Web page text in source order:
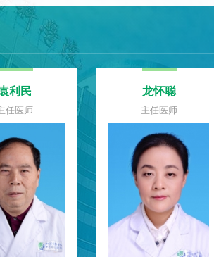
利民
任医师
龙怀聪
主任医师